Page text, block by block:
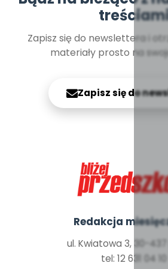
Zapisz się do newslettera i
materiały prosto na
Zapisz się do
Redakcja
ul. Kwiatowa 3, 30-437
tel: 12 631 04 10